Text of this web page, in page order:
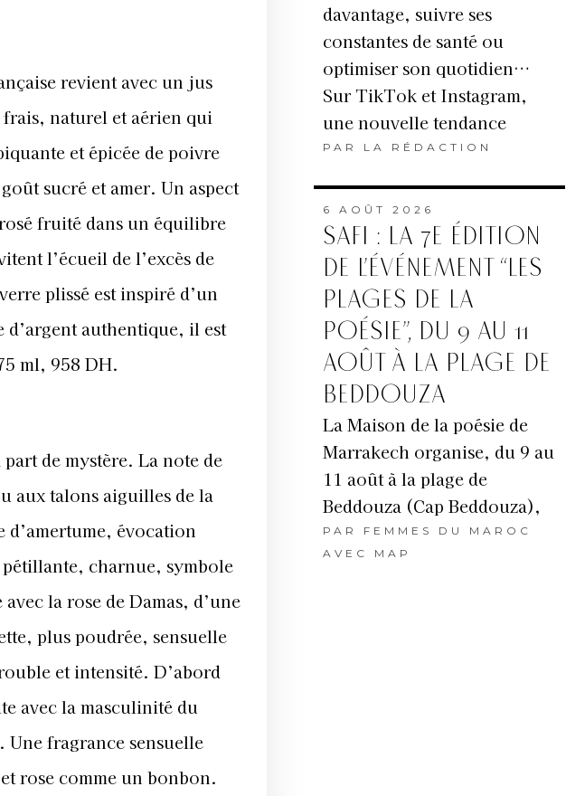
revient avec un jus
naturel et aérien qui
et épicée de poivre
sucré et amer. Un aspect
fruité dans un équilibre
l’écueil de l’excès de
plissé est inspiré d’un
authentique, il est
ml, 958 DH.
de mystère. La note de
aux talons aiguilles de la
évocation
charnue, symbole
la rose de Damas, d’une
plus poudrée, sensuelle
et intensité. D’abord
avec la masculinité du
fragrance sensuelle
rose comme un bonbon.
davantage, suivre ses
constantes de santé ou
optimiser son quotidien…
Sur TikTok et Instagram,
une nouvelle tendance
PAR LA RÉDACTION
6 AOÛT 2026
SAFI : LA 7E ÉDITION
DE L’ÉVÉNEMENT “LES
PLAGES DE LA
POÉSIE”, DU 9 AU 11
AOÛT À LA PLAGE DE
BEDDOUZA
La Maison de la poésie de
Marrakech organise, du 9 au
11 août à la plage de
Beddouza (Cap Beddouza),
PAR FEMMES DU MAROC
AVEC MAP